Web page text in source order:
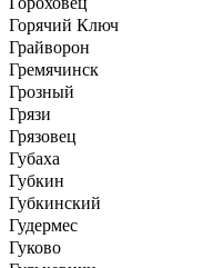
Горячий Ключ
Грайворон
Гремячинск
Грозный
Грязи
Грязовец
Губаха
Губкин
Губкинский
Гудермес
Гуково